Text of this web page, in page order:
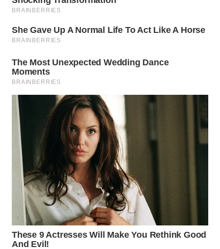
MALUT
WN
DAIRI
WN
DANAU
NIAS
LANGKAT
WN
TAPANULI
SELATAN
WN
TANJUNG